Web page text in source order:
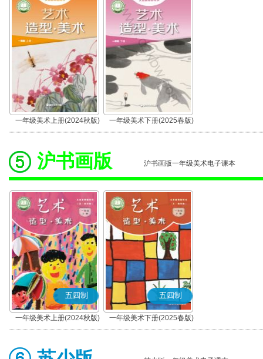
一年级美术上册(2024秋版) 一年级美术下册(2025春版)
沪书画版 沪书画版一年级美术电子课本
五四制
一年级美术上册(2024秋版)
五四制
一年级美术下册(2025春版)